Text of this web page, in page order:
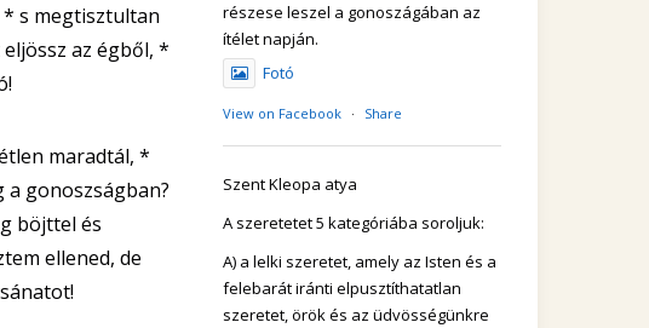
* s megtisztultan
az égből, *
maradtál, *
a gonoszságban?
böjttel és
ellened, de
részese leszel a gonoszágában az
ítélet napján.
Fotó
View on Facebook · Share
Szent Kleopa atya
A szeretetet 5 kategóriába soroljuk:
A) a lelki szeretet, amely az Isten és a
felebarát iránti elpusztíthatatlan
szeretet, örök és az üdvösségünkre